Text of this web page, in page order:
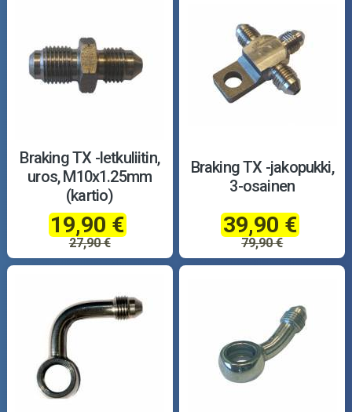
Braking TX -letkuliitin,
uros, M10x1.25mm
(kartio)
19,90 €
27,90 €
Braking TX -jakopukki,
3-osainen
39,90 €
79,90 €